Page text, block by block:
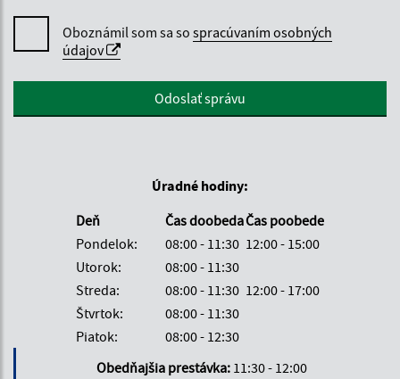
Oboznámil som sa so spracúvaním osobných
údajov
Google reCaptcha ResponseOdoslať správu
Úradné hodiny:
Deň
Čas doobedaČas poobede
Pondelok:
08:00 - 11:30 12:00 - 15:00
Utorok:
08:00 - 11:30
Streda:
08:00 - 11:30 12:00 - 17:00
Štvrtok:
08:00 - 11:30
Piatok:
08:00 - 12:30
Obedňajšia prestávka: 11:30 - 12:00